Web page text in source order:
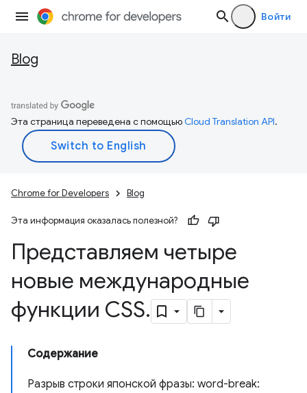
Войти
Blog
Эта страница переведена с помощьюCloud Translation API.
Chrome for Developers Blog
Эта информация оказалась полезной?
Представляем четыре
новые международные
функции CSS.
Содержание
Разрыв строки японской фразы: word-break: